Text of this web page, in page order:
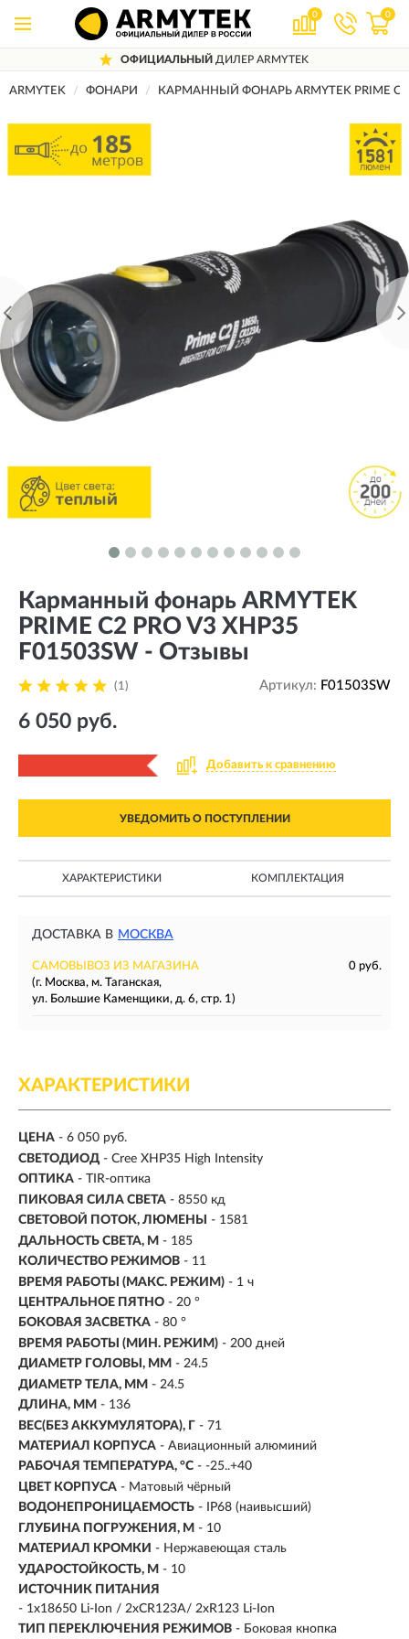
0 0
ОФИЦИАЛЬНЫЙ ДИЛЕР ARMYTEK
ARMYTEK ФОНАРИ КАРМАННЫЙ ФОНАРЬ ARMYTEK PRIME C2
Карманный фонарь ARMYTEK
PRIME C2 PRO V3 XHP35
F01503SW - Отзывы
(1) Артикул: F01503SW
6 050 руб.
Добавить к сравнению
УВЕДОМИТЬ О ПОСТУПЛЕНИИ
ХАРАКТЕРИСТИКИ КОМПЛЕКТАЦИЯ
ДОСТАВКА В МОСКВА
САМОВЫВОЗ ИЗ МАГАЗИНА
0 руб.
(г. Москва, м. Таганская,
ул. Большие Каменщики, д. 6, стр. 1)
ХАРАКТЕРИСТИКИ
ЦЕНА - 6 050 руб.
СВЕТОДИОД - Cree XHP35 High Intensity
ОПТИКА - TIR-оптика
ПИКОВАЯ СИЛА СВЕТА - 8550 кд
СВЕТОВОЙ ПОТОК, ЛЮМЕНЫ
- 1581
ДАЛЬНОСТЬ СВЕТА, М - 185
КОЛИЧЕСТВО РЕЖИМОВ - 11
ВРЕМЯ РАБОТЫ (МАКС. РЕЖИМ) - 1 ч
ЦЕНТРАЛЬНОЕ ПЯТНО - 20 °
БОКОВАЯ ЗАСВЕТКА - 80 °
ВРЕМЯ РАБОТЫ (МИН. РЕЖИМ) - 200 дней
ДИАМЕТР ГОЛОВЫ, ММ - 24.5
ДИАМЕТР ТЕЛА, ММ - 24.5
ДЛИНА, ММ - 136
ВЕС(БЕЗ АККУМУЛЯТОРА), Г - 71
МАТЕРИАЛ КОРПУСА - Авиационный алюминий
РАБОЧАЯ ТЕМПЕРАТУРА, °C - -25..+40
ЦВЕТ КОРПУСА - Матовый чёрный
ВОДОНЕПРОНИЦАЕМОСТЬ - IP68 (наивысший)
ГЛУБИНА ПОГРУЖЕНИЯ, М - 10
МАТЕРИАЛ КРОМКИ - Нержавеющая сталь
УДАРОСТОЙКОСТЬ, М - 10
ИСТОЧНИК ПИТАНИЯ
- 1x18650 Li-Ion / 2xCR123A/ 2xR123 Li-Ion
ТИП ПЕРЕКЛЮЧЕНИЯ РЕЖИМОВ - Боковая кнопка